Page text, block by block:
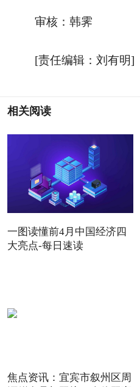
审核：韩霁
[责任编辑：刘有明]
相关阅读
一图读懂前4月中国经济四
大亮点-每日速读
焦点资讯：宜宾市叙州区周